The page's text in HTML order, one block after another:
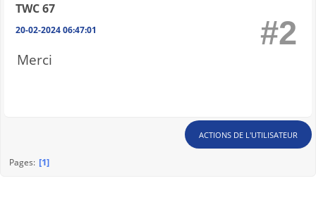
TWC 67
20-02-2024 06:47:01 #2
Merci
ACTIONS DE L'UTILISATEUR
Pages 1